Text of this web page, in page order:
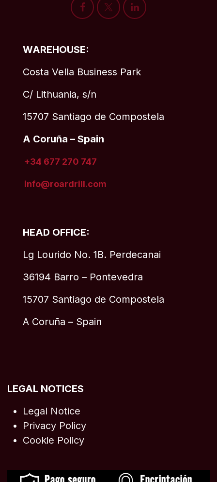
HEAD OFFICE:
Lg Lourido No. 1B. Perdecanai
36194 Barro – Pontevedra
15707 Santiago de Compostela
A Coruña – Spain
WAREHOUSE:
Costa Vella Business Park
C/ Lithuania, s/n
15707 Santiago de Compostela
A Coruña – Spain
+34 677 270 747
info@roardrill.com
LEGAL NOTICES
Legal Notice
Privacy Policy
Cookie Policy